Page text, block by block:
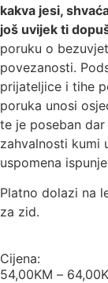
kakva jesi,
još uvijek ti
poruku o
povezanosti.
prijateljice i tihe
poruka unosi
te je poseban
zahvalnosti kumi
uspomena
Platno dolazi na
za zid.
Cijena:
54,00KM – 64,00